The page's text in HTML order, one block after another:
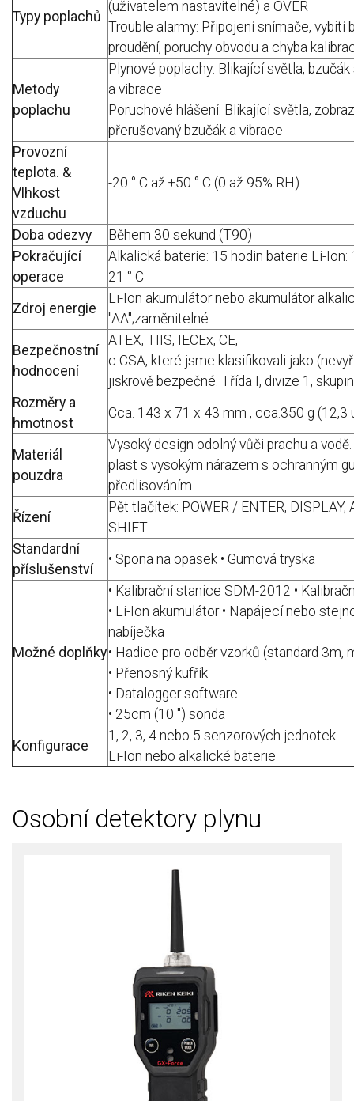
Typy poplachů
(uživatelem nastavitelné) a OVER
Trouble alarmy: Připojení snímače, vybití
proudění, poruchy obvodu a chyba
Metody
poplachu
Plynové poplachy: Blikající světla,
a vibrace
Poruchové hlášení: Blikající světla,
přerušovaný bzučák a vibrace
Provozní
teplota. &
Vlhkost
vzduchu
-20 ° C až +50 ° C (0 až 95% RH)
Doba odezvy
Během 30 sekund (T90)
Pokračující
operace
Alkalická baterie: 15 hodin baterie Li-Ion:
21 ° C
Zdroj energie
Li-Ion akumulátor nebo akumulátor
"AA";zaměnitelné
Bezpečnostní
hodnocení
ATEX, TIIS, IECEx, CE,
c CSA, které jsme klasifikovali jako
jiskrově bezpečné. Třída I, divize 1,
Rozměry a
hmotnost
Cca. 143 x 71 x 43 mm , cca.350 g (12,3
Materiál
pouzdra
Vysoký design odolný vůči prachu a vodě.
plast s vysokým nárazem s ochranným
předlisováním
Řízení
Pět tlačítek: POWER / ENTER, DISPLAY,
SHIFT
Standardní
příslušenství
• Spona na opasek • Gumová tryska
Možné doplňky
• Kalibrační stanice SDM-2012 •
• Li-Ion akumulátor • Napájecí nebo
nabíječka
• Hadice pro odběr vzorků (standard 3m,
• Přenosný kufřík
• Datalogger software
• 25cm (10 ") sonda
Konfigurace
1, 2, 3, 4 nebo 5 senzorových jednotek
Li-Ion nebo alkalické baterie
Osobní detektory plynu